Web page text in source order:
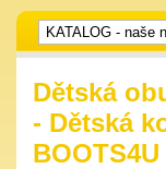
Dětská
- Dětská